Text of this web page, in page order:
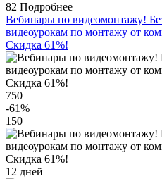
82 Подробнее
Вебинары по видеомонтажу!
видеоурокам по монтажу от
Скидка 61%!
750
-61%
150
12 дней